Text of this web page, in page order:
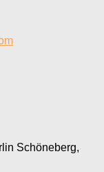
Schöneberg,